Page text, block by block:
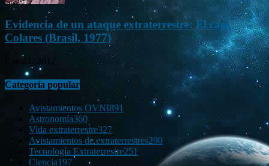
Evidencia de un ataque extraterrestre: El caso
Colares (Brasil, 1977)
Ene 21, 2012
Categoría popular
Avistamientos OVNI891
Astronomía360
Vida extraterrestre327
Avistamientos de extraterrestres290
Tecnología Extraterrestre251
Ciencia197